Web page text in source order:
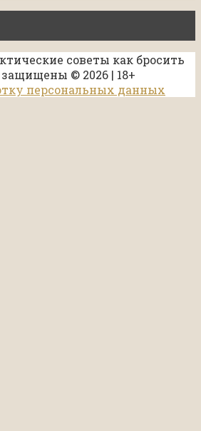
советы как бросить
© 2026 | 18+
персональных данных